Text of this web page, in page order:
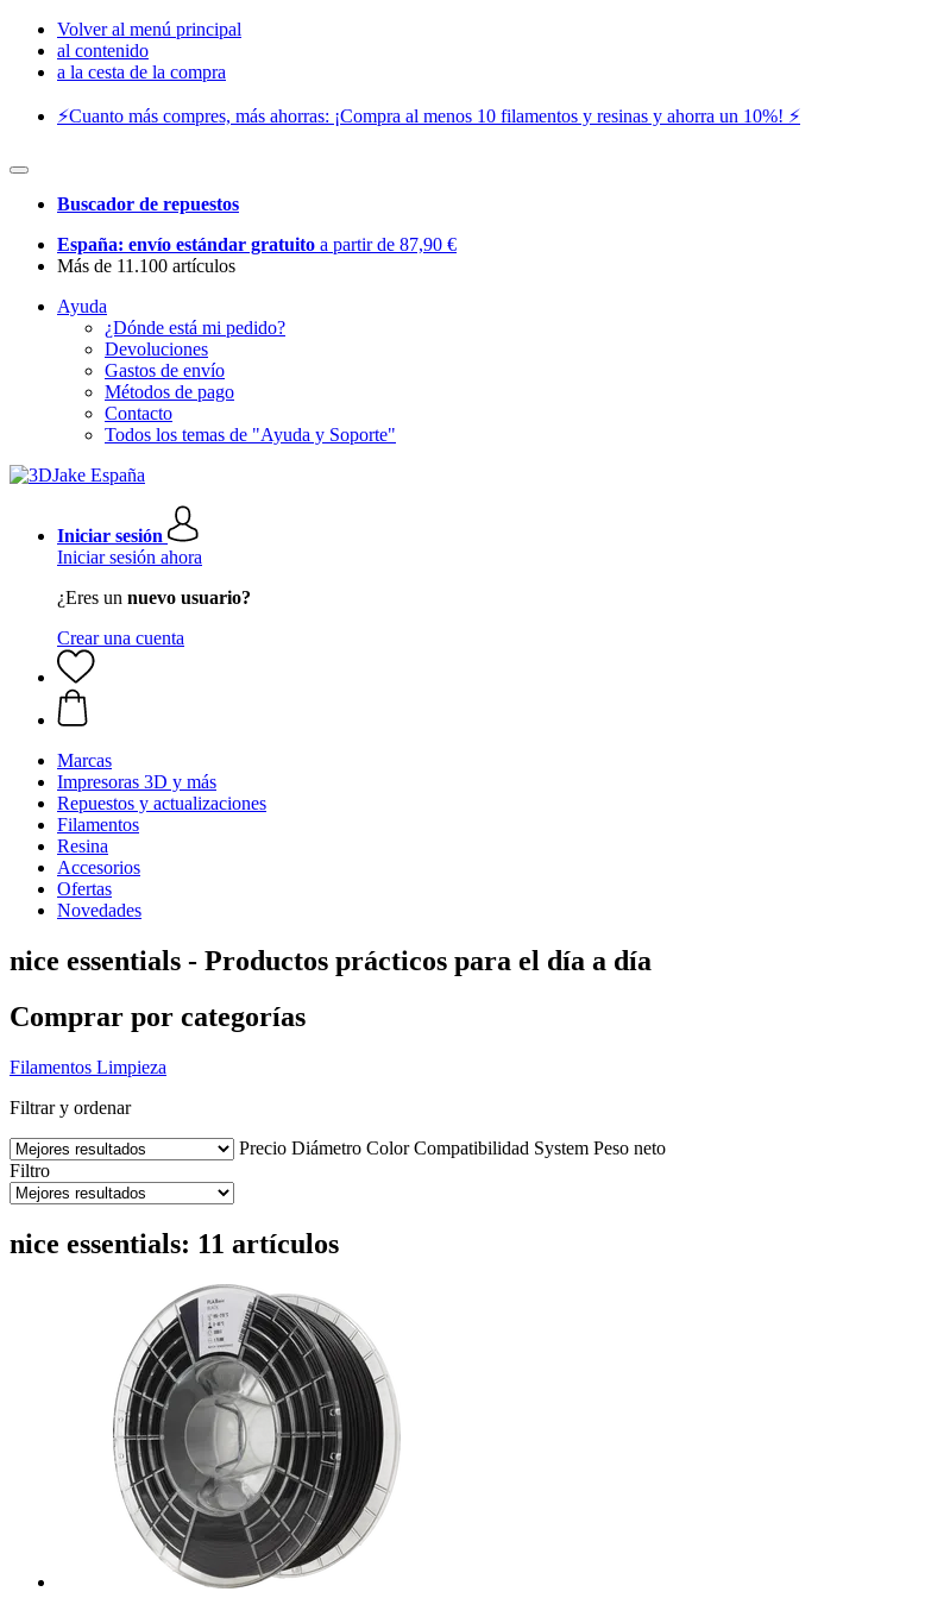
Volver al menú principal
al contenido
a la cesta de la compra
⚡️Cuanto más compres, más ahorras: ¡Compra al menos 10 filamentos y resinas y ahorra un 10%! ⚡️
Buscador de repuestos
España: envío estándar gratuito a partir de 87,90 €
Más de 11.100 artículos
Ayuda
¿Dónde está mi pedido?
Devoluciones
Gastos de envío
Métodos de pago
Contacto
Todos los temas de "Ayuda y Soporte"
Iniciar sesión
Iniciar sesión ahora
¿Eres un nuevo usuario?
Crear una cuenta
Marcas
Impresoras 3D y más
Repuestos y actualizaciones
Filamentos
Resina
Accesorios
Ofertas
Novedades
nice essentials - Productos prácticos para el día a día
Comprar por categorías
Filamentos Limpieza
Filtrar y ordenar
Precio Diámetro Color Compatibilidad System Peso neto
Filtro
nice essentials: 11 artículos